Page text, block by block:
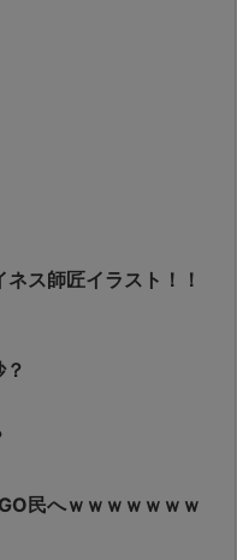
ネス師匠イラスト！！
民へｗｗｗｗｗｗｗ